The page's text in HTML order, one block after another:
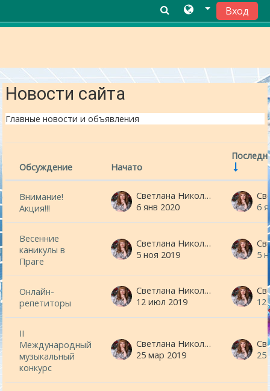
Перейти к основному содержанию
Вход
Новости сайта
Главные новости и объявления
List of discussions. Showing 13 of 13
Статус
Обсуждение Начато
Внимание!
Акция!!!
Светлана Николаевна Минина
6 янв 2020
6
Весенние
каникулы в
Праге
Светлана Николаевна Минина
5 ноя 2019
5
Онлайн-
репетиторы
Светлана Николаевна Минина
12 июл 2019
12
II
Международный
музыкальный
конкурс
Светлана Николаевна Минина
25 мар 2019
25